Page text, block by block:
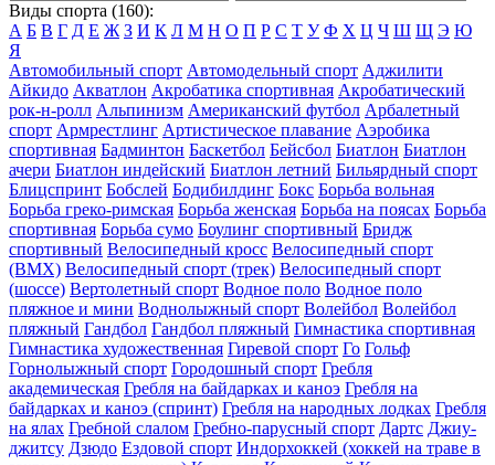
Виды спорта (160):
А Б В Г Д Е Ж З И К Л М Н О П Р С Т У Ф Х Ц Ч Ш Щ Э Ю
Я
Автомобильный спорт Автомодельный спорт Аджилити
Айкидо Акватлон Акробатика спортивная Акробатический
рок-н-ролл Альпинизм Американский футбол Арбалетный
спорт Армрестлинг Артистическое плавание Аэробика
спортивная Бадминтон Баскетбол Бейсбол Биатлон Биатлон
ачери Биатлон индейский Биатлон летний Бильярдный спорт
Блицспринт Бобслей Бодибилдинг Бокс Борьба вольная
Борьба греко-римская Борьба женская Борьба на поясах Борьба
спортивная Борьба сумо Боулинг спортивный Бридж
спортивный Велосипедный кросс Велосипедный спорт
(BMX) Велосипедный спорт (трек) Велосипедный спорт
(шоссе) Вертолетный спорт Водное поло Водное поло
пляжное и мини Воднолыжный спорт Волейбол Волейбол
пляжный Гандбол Гандбол пляжный Гимнастика спортивная
Гимнастика художественная Гиревой спорт Го Гольф
Горнолыжный спорт Городошный спорт Гребля
академическая Гребля на байдарках и каноэ Гребля на
байдарках и каноэ (спринт) Гребля на народных лодках Гребля
на ялах Гребной слалом Гребно-парусный спорт Дартс Джиу-
джитсу Дзюдо Ездовой спорт Индорхоккей (хоккей на траве в